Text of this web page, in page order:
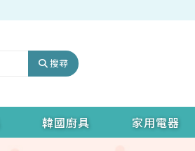
搜尋
韓國廚具 家用電器